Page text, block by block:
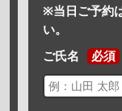
※当日ご予約
い。
ご氏名 必須